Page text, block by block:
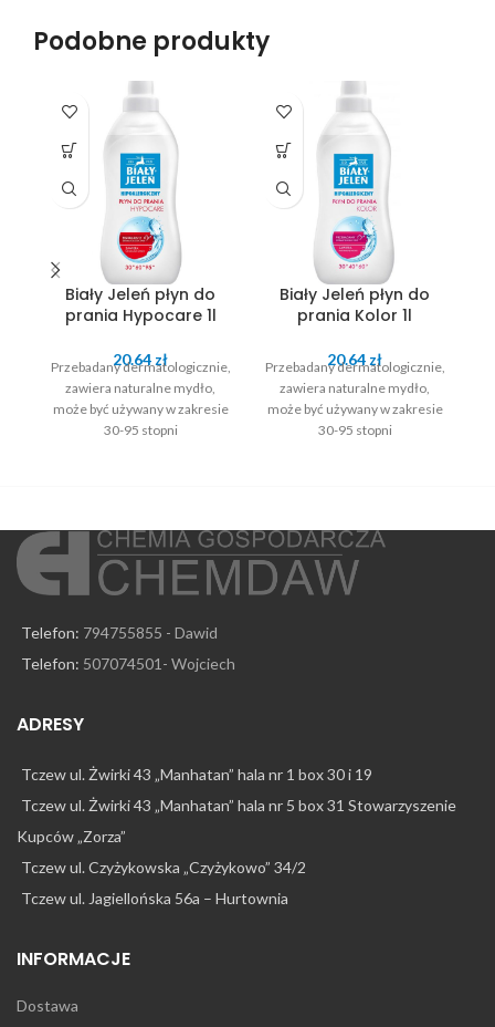
Podobne produkty
Biały Jeleń płyn do
prania Hypocare 1l
20.64 zł
Przebadany dermatologicznie,
zawiera naturalne mydło,
może być używany w zakresie
30-95 stopni
Biały Jeleń płyn do
prania Kolor 1l
20.64 zł
Przebadany dermatologicznie,
zawiera naturalne mydło,
może być używany w zakresie
30-95 stopni
Telefon: 794755855 - Dawid
Telefon: 507074501- Wojciech
ADRESY
Tczew ul. Żwirki 43 „Manhatan” hala nr 1 box 30 i 19
Tczew ul. Żwirki 43 „Manhatan” hala nr 5 box 31 Stowarzyszenie
Kupców „Zorza”
Tczew ul. Czyżykowska „Czyżykowo” 34/2
Tczew ul. Jagiellońska 56a – Hurtownia
INFORMACJE
Dostawa